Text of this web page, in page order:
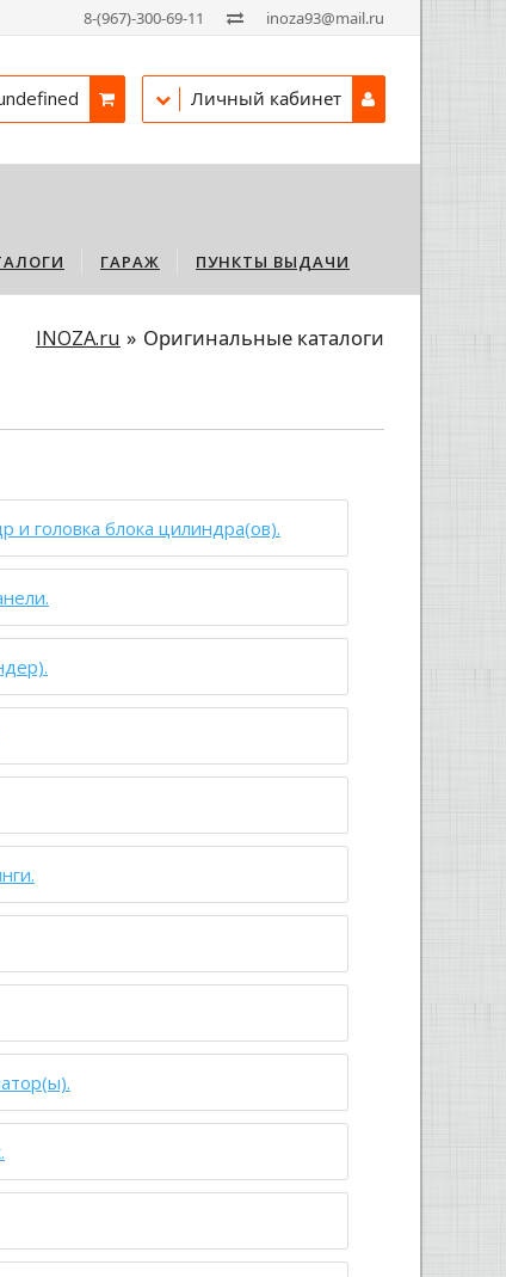
8-(967)-300-69-11 inoza93@mail.ru
Личный кабинет
ГАРАЖ ПУНКТЫ ВЫДАЧИ
INOZA.ru Оригинальные каталоги
и головка блока цилиндра(ов).